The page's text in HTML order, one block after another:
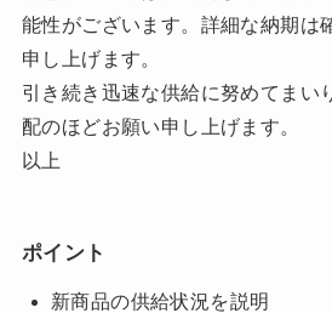
能性がございます。詳細な納期は
申し上げます。
引き続き迅速な供給に努めてまい
配のほどお願い申し上げます。
以上
ポイント
新商品の供給状況を説明